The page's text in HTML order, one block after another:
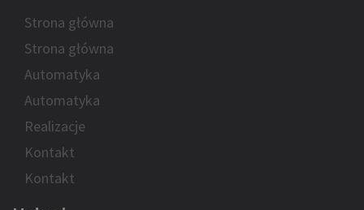
Strona główna
Strona główna
Automatyka
Automatyka
Realizacje
Kontakt
Kontakt